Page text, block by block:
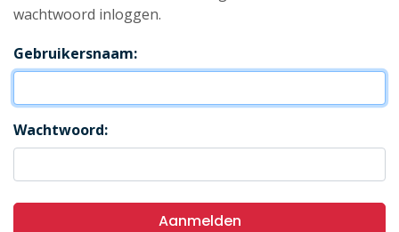
wachtwoord inloggen.
Gebruikersnaam:
Wachtwoord:
Aanmelden